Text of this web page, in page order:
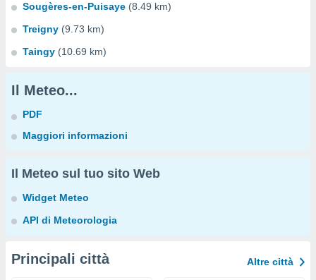
Sougères-en-Puisaye (8.49 km)
Treigny (9.73 km)
Taingy (10.69 km)
Il Meteo...
PDF
Maggiori informazioni
Il Meteo sul tuo sito Web
Widget Meteo
API di Meteorologia
Principali città Altre città